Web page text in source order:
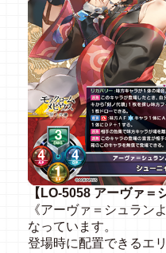
【LO-5058 アーヴァ
《アーヴァ＝シュラン
なっています。
登場時に配置できるエ